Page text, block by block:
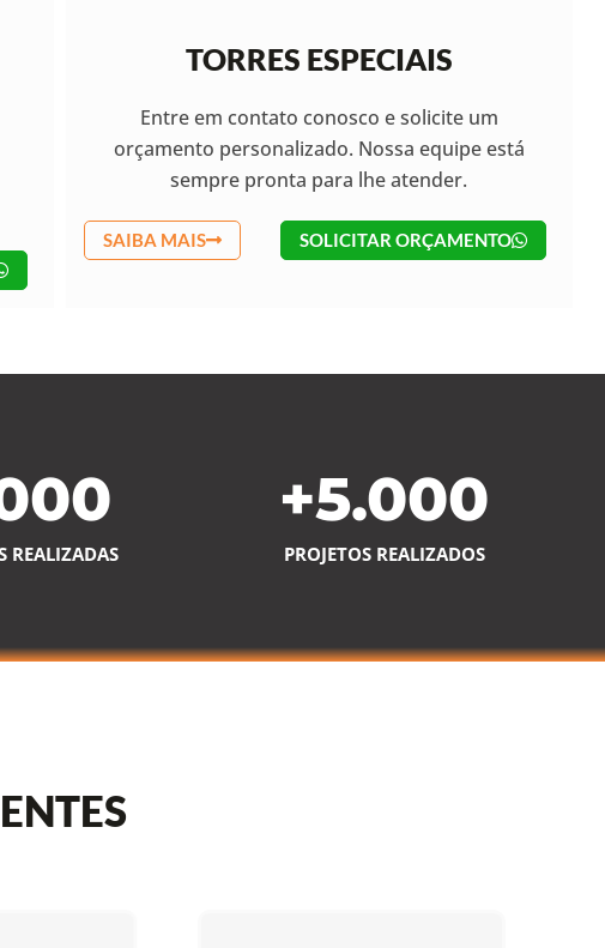
TORRES ESPECIAIS
Entre em contato conosco e solicite um
orçamento personalizado. Nossa equipe está
sempre pronta para lhe atender.
SAIBA MAIS SOLICITAR ORÇAMENTO
REALIZADAS
+5.000
PROJETOS REALIZADOS